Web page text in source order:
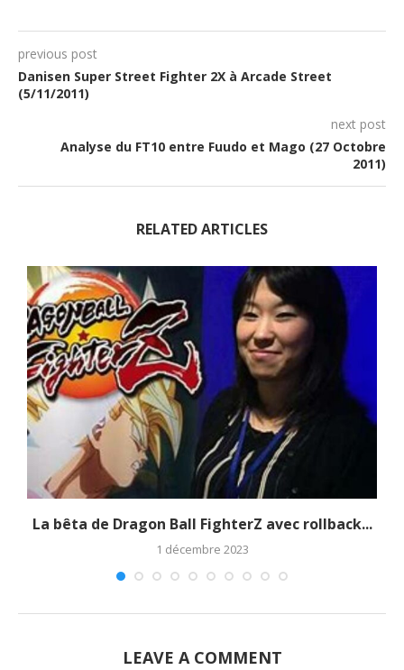
previous post
Danisen Super Street Fighter 2X à Arcade Street
(5/11/2011)
next post
Analyse du FT10 entre Fuudo et Mago (27 Octobre
2011)
RELATED ARTICLES
La bêta de Dragon Ball FighterZ avec rollback...
1 décembre 2023
LEAVE A COMMENT